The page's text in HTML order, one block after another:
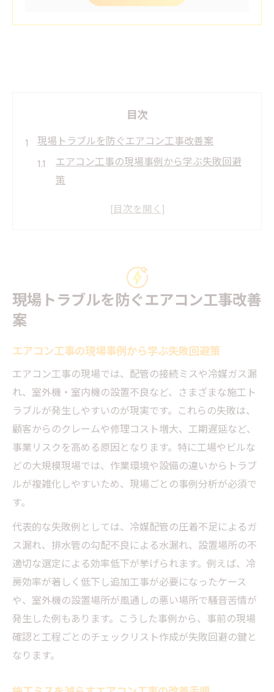
目次
現場トラブルを防ぐエアコン工事改善案
エアコン工事の現場事例から学ぶ失敗回避
策
施工ミスを減らすエアコン工事の改善手順
現場環境改善事例に学ぶ安全なエアコン工
省エネ基準強化へ向けた施工の工夫
最新の空調省エネ事例を活用した施工方法
エアコン省エネ工夫で達成するコスト削減
策
省エネ基準強化に備えた現場改善案の実践
工場の空調改善に役立つエアコン工事ノウ
ハウ
作業効率が向上する現場環境改善の秘訣
エアコン工事の作業効率を高める現場改善
現場環境改善費の適切な活用と工事効率化
仮設備関係の工夫でエアコン工事の時短実
現
施工現場の環境改善が安全性向上へつなが
る理由
エアコン工事の現場イメージアップ実践例
エアコン工事の安全性を高める実践法
全性
現場トラブルを防ぐエアコン工事改善
案
エアコン工事の現場事例から学ぶ失敗回避策
エアコン工事の現場では、配管の接続ミスや冷媒ガス漏
れ、室外機・室内機の設置不良など、さまざまな施工ト
ラブルが発生しやすいのが現実です。これらの失敗は、
顧客からのクレームや修理コスト増大、工期遅延など、
事業リスクを高める原因となります。特に工場やビルな
どの大規模現場では、作業環境や設備の違いからトラブ
ルが複雑化しやすいため、現場ごとの事例分析が必須で
す。
代表的な失敗例としては、冷媒配管の圧着不足によるガ
ス漏れ、排水管の勾配不良による水漏れ、設置場所の不
適切な選定による効率低下が挙げられます。例えば、冷
房効率が著しく低下し追加工事が必要になったケース
や、室外機の設置場所が風通しの悪い場所で騒音苦情が
発生した例もあります。こうした事例から、事前の現場
確認と工程ごとのチェックリスト作成が失敗回避の鍵と
なります。